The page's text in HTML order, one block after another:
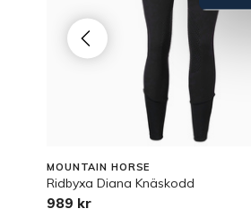
MOUNTAIN HORSE
Ridbyxa Diana Knäskodd
989 kr